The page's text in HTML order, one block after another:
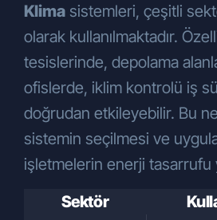
Klima sistemleri, çeşitli
olarak kullanılmaktadır.
tesislerinde, depolama
ofislerde, iklim kontrolü iş
doğrudan etkileyebilir. Bu
sistemin seçilmesi ve
işletmelerin enerji tasarrufu
Sektör
kuruluşlarıyla, sosyal
ajanslarıyla ve basın
Kampanya faaliyetlerinde
seyahat işlemlerinin
gerçekleştirilebilmesi
acenteler bazında
aktarılabilmektedir.
KVKK Kapsamındaki
KVKK’nın 13. maddesinin 1.
gereğince, yukarıda belirtilen